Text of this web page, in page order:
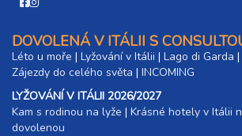
DOVOLENÁ V ITÁLII S
Léto u moře | Lyžování v Itálii | Lago di Garda |
Zájezdy do celého světa | INCOMING
LYŽOVÁNÍ V ITÁLII 2026/2027
Kam s rodinou na lyže |​ Krásné hotely v Itálii
dovolenou